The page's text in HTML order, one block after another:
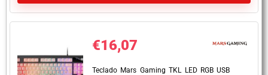
€16,07
Teclado Mars Gaming TKL LED RGB USB